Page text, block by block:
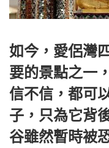
如今，愛侶灣
要的景點之一
信不信，都可
子，只為它背
谷雖然暫時被